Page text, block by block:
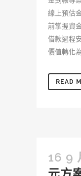
線上預估
前掌握資
借款過程
價值轉化
READ
16 9